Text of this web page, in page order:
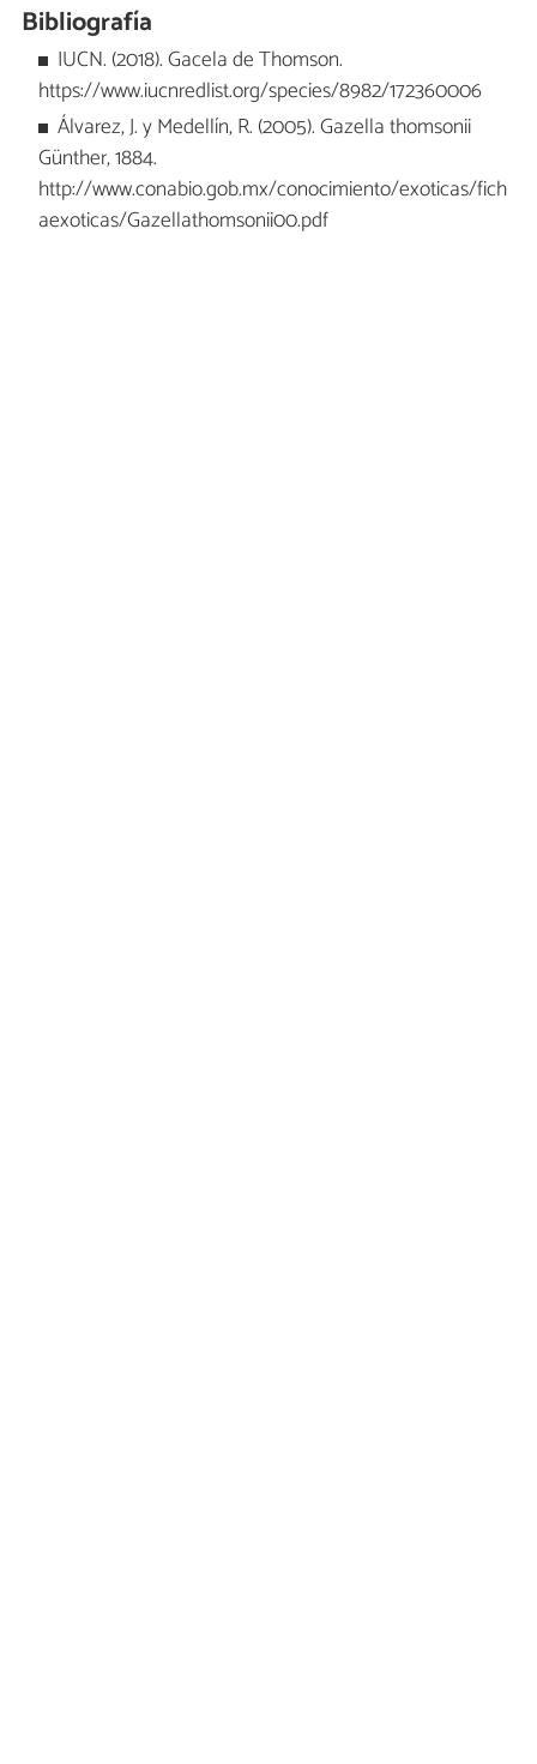
Bibliografía
IUCN. (2018). Gacela de Thomson.
https://www.iucnredlist.org/species/8982/172360006
Álvarez, J. y Medellín, R. (2005). Gazella thomsonii
Günther, 1884.
http://www.conabio.gob.mx/conocimiento/exoticas/fich
aexoticas/Gazellathomsonii00.pdf